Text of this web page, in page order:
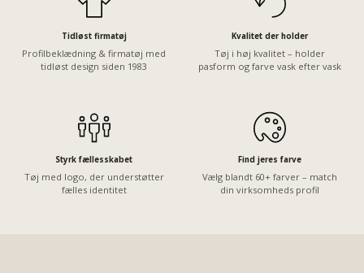
Tidløst firmatøj
Profilbeklædning & firmatøj med
tidløst design siden 1983
Kvalitet der holder
Tøj i høj kvalitet – holder
pasform og farve vask efter vask
Styrk fællesskabet
Tøj med logo, der understøtter
fælles identitet
Find jeres farve
Vælg blandt 60+ farver – match
din virksomheds profil